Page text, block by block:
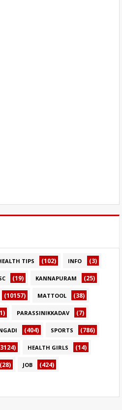
TIPS (102) INFO (3)
(19) KANNAPURAM (25)
(10157) MATTOOL (38)
PARASSINIKKADAV (7)
(404) SPORTS (786)
HEALTH GIRLS (14)
(28) JOB (424)